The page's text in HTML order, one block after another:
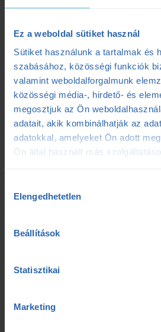
Ez a weboldal sütiket használ
Sütiket használunk a tartalmak és
szabásához, közösségi funkciók
valamint weboldalforgalmunk
közösségi média-, hirdető- és
megosztjuk az Ön
adatait, akik kombinálhatják az
adatokkal, amelyeket Ön adott
Ön által használt más
kiválasztása
Elengedhetetlen
Beállítások
Statisztikai
Marketing
Legújabb cikkek
Kerékpáros laktátmérés: 3 dolog, amit a
kívül hagynak
2025.07.08.
Szenvedés vagy siker? Egy adat elárulja a
2025.07.07.